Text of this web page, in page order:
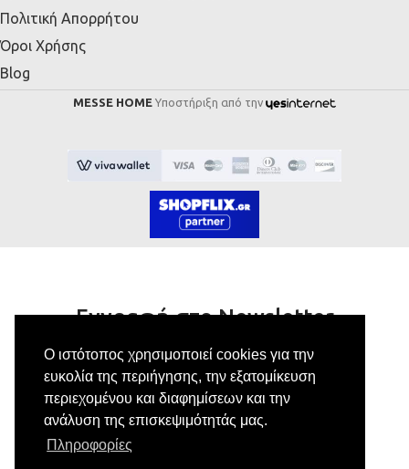
Ο ιστότοπος χρησιμοποιεί cookies για την
ευκολία της περιήγησης, την εξατομίκευση
περιεχομένου και διαφημίσεων και την
ανάλυση της επισκεψιμότητάς μας.
Πληροφορίες
Πολιτική Απορρήτου
Όροι Χρήσης
Blog
MESSE HOME Υποστήριξη από την
Εγγραφή στο Newsletter
Κάνε εγγραφή στο newsletter μας για να
λαμβάνεις αποκλειστικές προσφορές.